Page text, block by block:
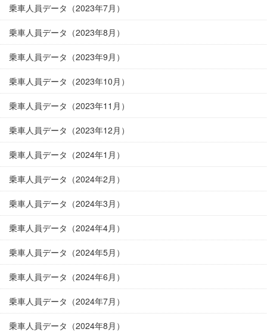
乗車人員データ（2023年7月）
乗車人員データ（2023年8月）
乗車人員データ（2023年9月）
乗車人員データ（2023年10月）
乗車人員データ（2023年11月）
乗車人員データ（2023年12月）
乗車人員データ（2024年1月）
乗車人員データ（2024年2月）
乗車人員データ（2024年3月）
乗車人員データ（2024年4月）
乗車人員データ（2024年5月）
乗車人員データ（2024年6月）
乗車人員データ（2024年7月）
乗車人員データ（2024年8月）